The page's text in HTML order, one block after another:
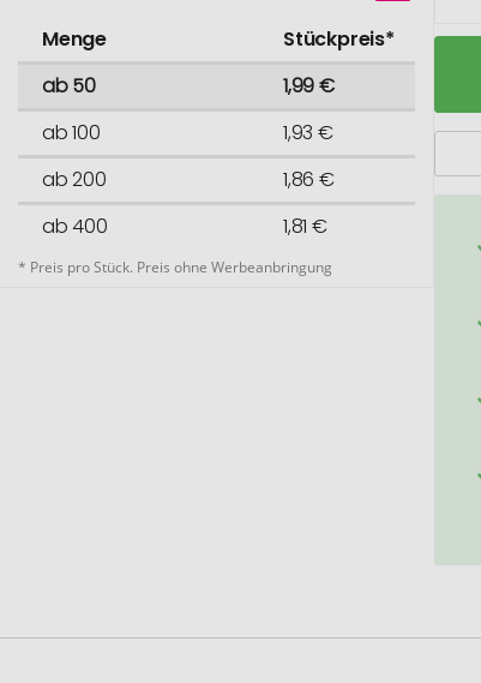
Menge
Stückpreis*
ab 50
1,99 €
ab 100
1,93 €
ab 200
1,86 €
ab 400
1,81 €
* Preis pro Stück. Preis ohne Werbeanbringung
Attis
Auf